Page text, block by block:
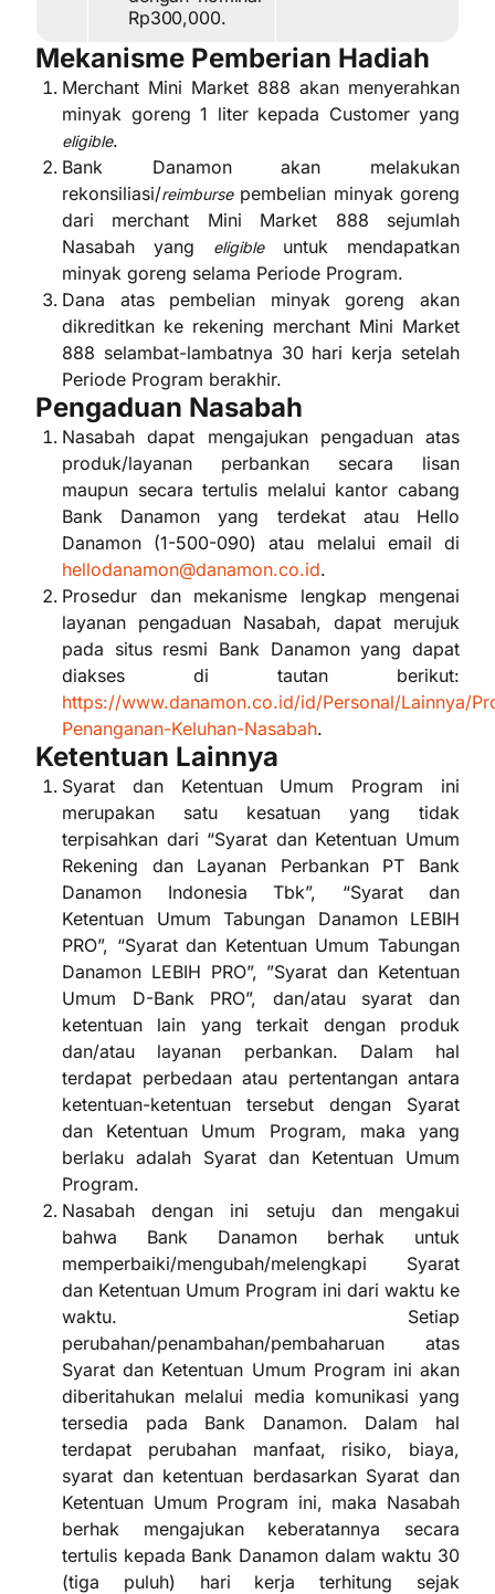
Rp300,000.
Mekanisme Pemberian Hadiah
Merchant Mini Market 888 akan menyerahkan
minyak goreng 1 liter kepada Customer yang
eligible.
Bank Danamon akan melakukan
rekonsiliasi/reimbursepembelian minyak goreng
dari merchant Mini Market 888 sejumlah
Nasabah yang
eligibleuntuk mendapatkan
minyak goreng selama Periode Program.
Dana atas pembelian minyak goreng akan
dikreditkan ke rekening merchant Mini Market
888 selambat-lambatnya 30 hari kerja setelah
Periode Program berakhir.
Pengaduan Nasabah
Nasabah dapat mengajukan pengaduan atas
produk/layanan perbankan secara lisan
maupun secara tertulis melalui kantor cabang
Bank Danamon yang terdekat atau Hello
Danamon (1-500-090) atau melalui email di
hellodanamon@danamon.co.id.
Prosedur dan mekanisme lengkap mengenai
layanan pengaduan Nasabah, dapat merujuk
pada situs resmi Bank Danamon yang dapat
diakses di tautan berikut:
https://www.danamon.co.id/id/Personal/Lainnya/
Penanganan-Keluhan-Nasabah.
Ketentuan Lainnya
Syarat dan Ketentuan Umum Program ini
merupakan satu kesatuan yang tidak
terpisahkan dari “Syarat dan Ketentuan Umum
Rekening dan Layanan Perbankan PT Bank
Danamon Indonesia Tbk”, “Syarat dan
Ketentuan Umum Tabungan Danamon LEBIH
PRO”, “Syarat dan Ketentuan Umum Tabungan
Danamon LEBIH PRO”, ”Syarat dan Ketentuan
Umum D-Bank PRO”, dan/atau syarat dan
ketentuan lain yang terkait dengan produk
dan/atau layanan perbankan. Dalam hal
terdapat perbedaan atau pertentangan antara
ketentuan-ketentuan tersebut dengan Syarat
dan Ketentuan Umum Program, maka yang
berlaku adalah Syarat dan Ketentuan Umum
Program.
Nasabah dengan ini setuju dan mengakui
bahwa Bank Danamon berhak untuk
memperbaiki/mengubah/melengkapi Syarat
dan Ketentuan Umum Program ini dari waktu ke
waktu. Setiap
perubahan/penambahan/pembaharuan atas
Syarat dan Ketentuan Umum Program ini akan
diberitahukan melalui media komunikasi yang
tersedia pada Bank Danamon. Dalam hal
terdapat perubahan manfaat, risiko, biaya,
syarat dan ketentuan berdasarkan Syarat dan
Ketentuan Umum Program ini, maka Nasabah
berhak mengajukan keberatannya secara
tertulis kepada Bank Danamon dalam waktu 30
(tiga puluh) hari kerja terhitung sejak